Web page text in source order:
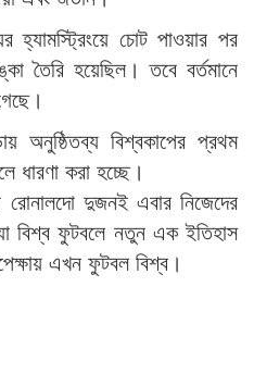
চোট পাওয়ার পর
তৈরি হয়েছিল। তবে বর্তমানে
অনুষ্ঠিতব্য বিশ্বকাপের প্রথম
ধারণা করা হচ্ছে।
রোনালদো দুজনই এবার নিজেদের
বিশ্ব ফুটবলে নতুন এক ইতিহাস
এখন ফুটবল বিশ্ব।